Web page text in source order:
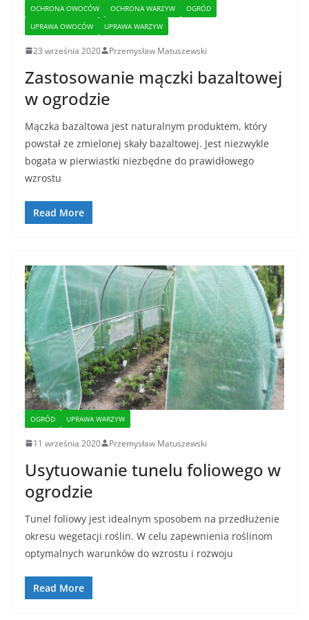
OCHRONA OWOCÓW OCHRONA WARZYW
OGRÓD
UPRAWA OWOCÓW
UPRAWA WARZYW
23 września 2020 Przemysław Matuszewski
Zastosowanie mączki bazaltowej
w ogrodzie
Mączka bazaltowa jest naturalnym produktem, który
powstał ze zmielonej skały bazaltowej. Jest niezwykle
bogata w pierwiastki niezbędne do prawidłowego
wzrostu
Read More
OGRÓD UPRAWA WARZYW
11 września 2020 Przemysław Matuszewski
Usytuowanie tunelu foliowego w
ogrodzie
Tunel foliowy jest idealnym sposobem na przedłużenie
okresu wegetacji roślin. W celu zapewnienia roślinom
optymalnych warunków do wzrostu i rozwoju
Read More